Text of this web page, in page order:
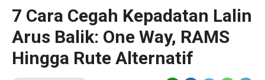
7 Cara Cegah Kepadatan Lalin
Arus Balik: One Way, RAMS
Hingga Rute Alternatif